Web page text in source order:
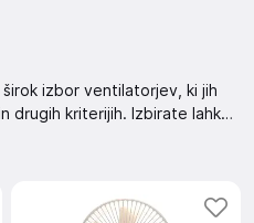
izbor ventilatorjev, ki jih
drugih kriterijih. Izbirate lahko